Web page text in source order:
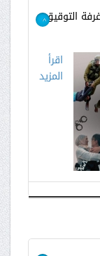
التوقيق>
اقرأ
المزيد